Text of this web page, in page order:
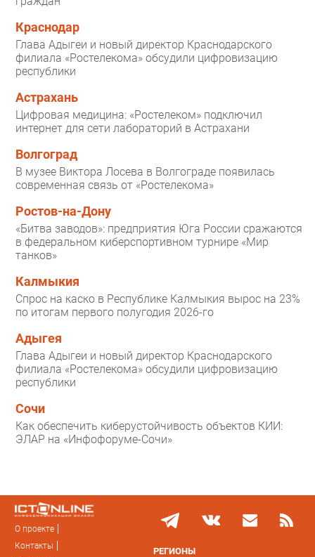
Краснодар
Глава Адыгеи и новый директор Краснодарского
филиала «Ростелекома» обсудили цифровизацию
республики
Астрахань
Цифровая медицина: «Ростелеком» подключил
интернет для сети лабораторий в Астрахани
Волгоград
В музее Виктора Лосева в Волгограде появилась
современная связь от «Ростелекома»
Ростов-на-Дону
«Битва заводов»: предприятия Юга России сражаются
в федеральном киберспортивном турнире «Мир
танков»
Калмыкия
Спрос на каско в Республике Калмыкия вырос на 23%
по итогам первого полугодия 2026-го
Адыгея
Глава Адыгеи и новый директор Краснодарского
филиала «Ростелекома» обсудили цифровизацию
республики
Сочи
Как обеспечить киберустойчивость объектов КИИ:
ЭЛАР на «Инфофоруме-Сочи»
О проекте
Контакты
РЕГИОНЫ